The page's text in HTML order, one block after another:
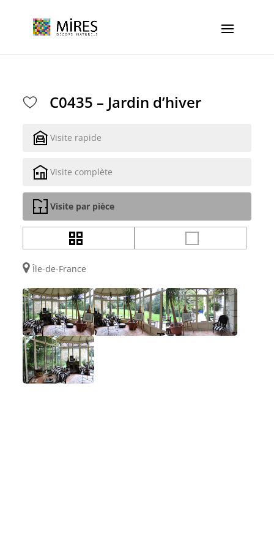
C0435 – Jardin d’hiver
Visite rapide
Visite complète
Visite par pièce
Île-de-France